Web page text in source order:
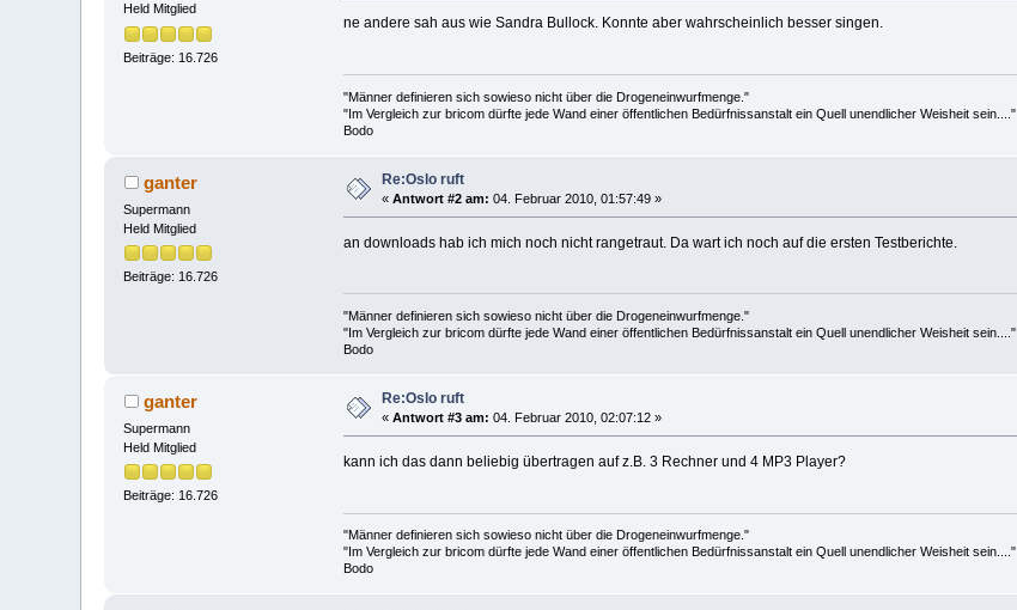
Held Mitglied
Beiträge: 16.726
ne andere sah aus wie Sandra Bullock. Konnte aber wahrscheinlich besser singen.
"Männer definieren sich sowieso nicht über die Drogeneinwurfmenge."
"Im Vergleich zur bricom dürfte jede Wand einer öffentlichen Bedürfnissanstalt ein Quell unendlicher Weisheit sein...."
Bodo
ganter
Supermann
Held Mitglied
Beiträge: 16.726
Re:Oslo ruft
«Antwort #2 am: 04. Februar 2010, 01:57:49 »
an downloads hab ich mich noch nicht rangetraut. Da wart ich noch auf die ersten Testberichte.
"Männer definieren sich sowieso nicht über die Drogeneinwurfmenge."
"Im Vergleich zur bricom dürfte jede Wand einer öffentlichen Bedürfnissanstalt ein Quell unendlicher Weisheit sein...."
Bodo
ganter
Supermann
Held Mitglied
Beiträge: 16.726
Re:Oslo ruft
«Antwort #3 am: 04. Februar 2010, 02:07:12 »
kann ich das dann beliebig übertragen auf z.B. 3 Rechner und 4 MP3 Player?
"Männer definieren sich sowieso nicht über die Drogeneinwurfmenge."
"Im Vergleich zur bricom dürfte jede Wand einer öffentlichen Bedürfnissanstalt ein Quell unendlicher Weisheit sein...."
Bodo